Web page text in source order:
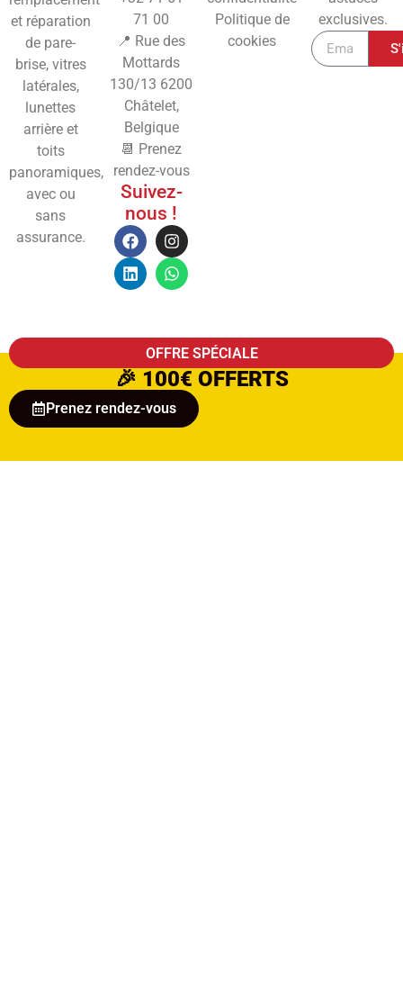
et réparation
de pare-
brise, vitres
latérales,
lunettes
arrière et
toits
panoramiques,
avec ou
sans
assurance.
71 00
📍 Rue des
Mottards
130/13 6200
Châtelet,
Belgique
📆 Prenez
rendez-vous
Suivez-
nous !
Politique de
cookies
exclusives.
OFFRE SPÉCIALE
🎉 100€ OFFERTS
Prenez rendez-vous